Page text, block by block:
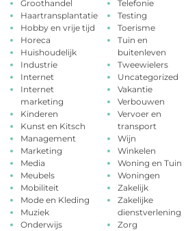
Groothandel
Haartransplantatie
Hobby en vrije tijd
Horeca
Huishoudelijk
Industrie
Internet
Internet
marketing
Kinderen
Kunst en Kitsch
Management
Marketing
Media
Meubels
Mobiliteit
Mode en Kleding
Muziek
Onderwijs
Telefonie
Testing
Toerisme
Tuin en
buitenleven
Tweewielers
Uncategorized
Vakantie
Verbouwen
Vervoer en
transport
Wijn
Winkelen
Woning en Tuin
Woningen
Zakelijk
Zakelijke
dienstverlening
Zorg